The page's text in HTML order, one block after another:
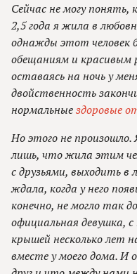
Сейчас не могу
2,5 года я жила в
однажды этот человек
обещаниям и красивым
оставаясь на ночь у
двойственность
нормальныездоровые
Но этого не
лишь, что жила этим
с друзьями, выходить
ждала, когда у него
конечно, не могло так
официальная девушка,
крышей несколько лет
вместе у моего дома. И